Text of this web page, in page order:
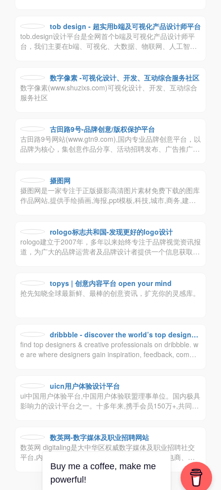
设计案例。tob design - 超实用b端及可视化产品设计师平台
tob.design设计平台是全网首个b端及可视化产品设计师平
台，我们主要在b端、可视化、大数据、物联网、人工智能
用，让工作更轻松，让生活更有趣！
数字像素 -可视化设计、开发、互动综合服务社区
数字像素(www.shuzixs.com)可视化设计、开发、互动综合
服务社区
古田路9号-品牌创意/版权保护平台
古田路9号网站(www.gtn9.com),国内专业品牌创意平台，以
品牌为核心，集创意作品分享、活动招聘发布、广告推广、
产业。
摄图网
摄图网是一家专注于正版摄影高清图片素材免费下载的图库
作品网站,提供手绘插画,海报,ppt模板,科技,城市,商务,建筑,
设计师在这里找到满意的图片素材和设计灵感!
rologo标志共和国-发现更好的logo设计
rologo建立于2007年，多年以来始终专注于品牌视觉资讯报
道，为广大的品牌运营者及品牌设计者提供一个信息获取和
强资讯平台。logo品牌设计创意群体中具有较高的影响力与
号召力。
topys | 创意内容平台 open your mind
抢先知晓全球最新鲜、最棒的创意资讯，扩充你的灵感库。
dribbble - discover the world’s top designer
s & creative professionals
find top designers & creative professionals on dribbble. w
e are where designers gain inspiration, feedback, commu
uicn用户体验设计平台
ui中国用户体验平台,中国用户体验联盟理事单位。国内极具
影响力的设计平台之一。十多年来,携手会员150万+,共同致
数英网-数字媒体及职业招聘网站
数英网 digitaling是大中华区权威数字媒体及职业招聘社交
平台,内容涵盖市场营销、广告传媒、创意设计、电商、移
动互联网等各数字相关领域.致力于整合数字业界信息,受益
于访问者数英网@digitaling
Buy me a coffee, make me
powerful!